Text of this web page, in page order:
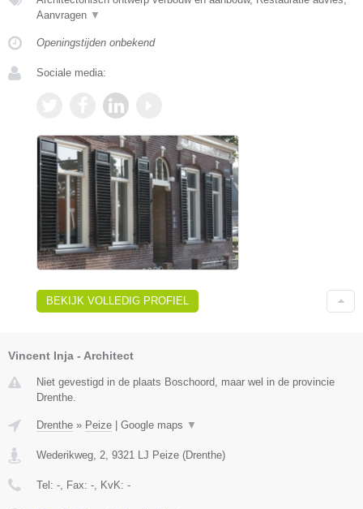
Aanvragen ▼
Openingstijden onbekend
Sociale media:
BEKIJK VOLLEDIG PROFIEL
Vincent Inja - Architect
Niet gevestigd in de plaats Boschoord, maar wel in de provincie
Drenthe.
Drenthe » Peize Google maps ▼
Wederikweg, 2 9321 LJ Peize (Drenthe)
Tel: - , Fax: - , KvK: -